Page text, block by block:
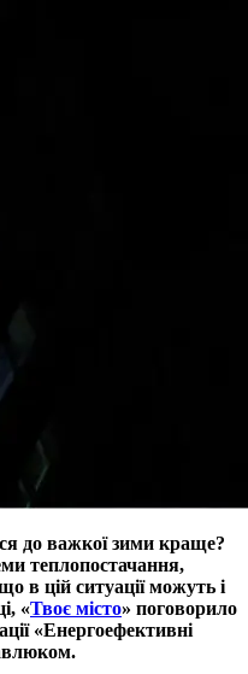
до важкої зими краще?
теплопостачання,
в цій ситуації можуть і
«Твоє місто» поговорило
«Енергоефективні